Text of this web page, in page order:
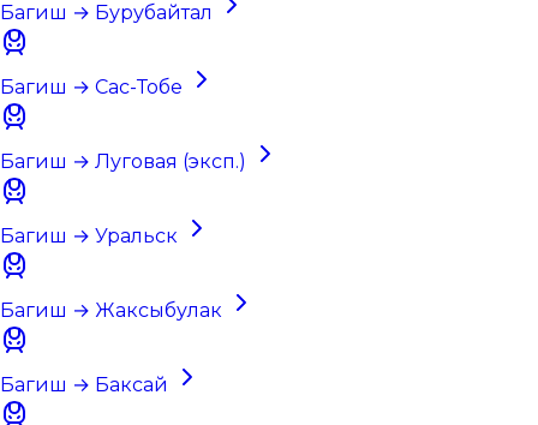
Багиш → Бурубайтал
Багиш → Сас-Тобе
Багиш → Луговая (эксп.)
Багиш → Уральск
Багиш → Жаксыбулак
Багиш → Баксай